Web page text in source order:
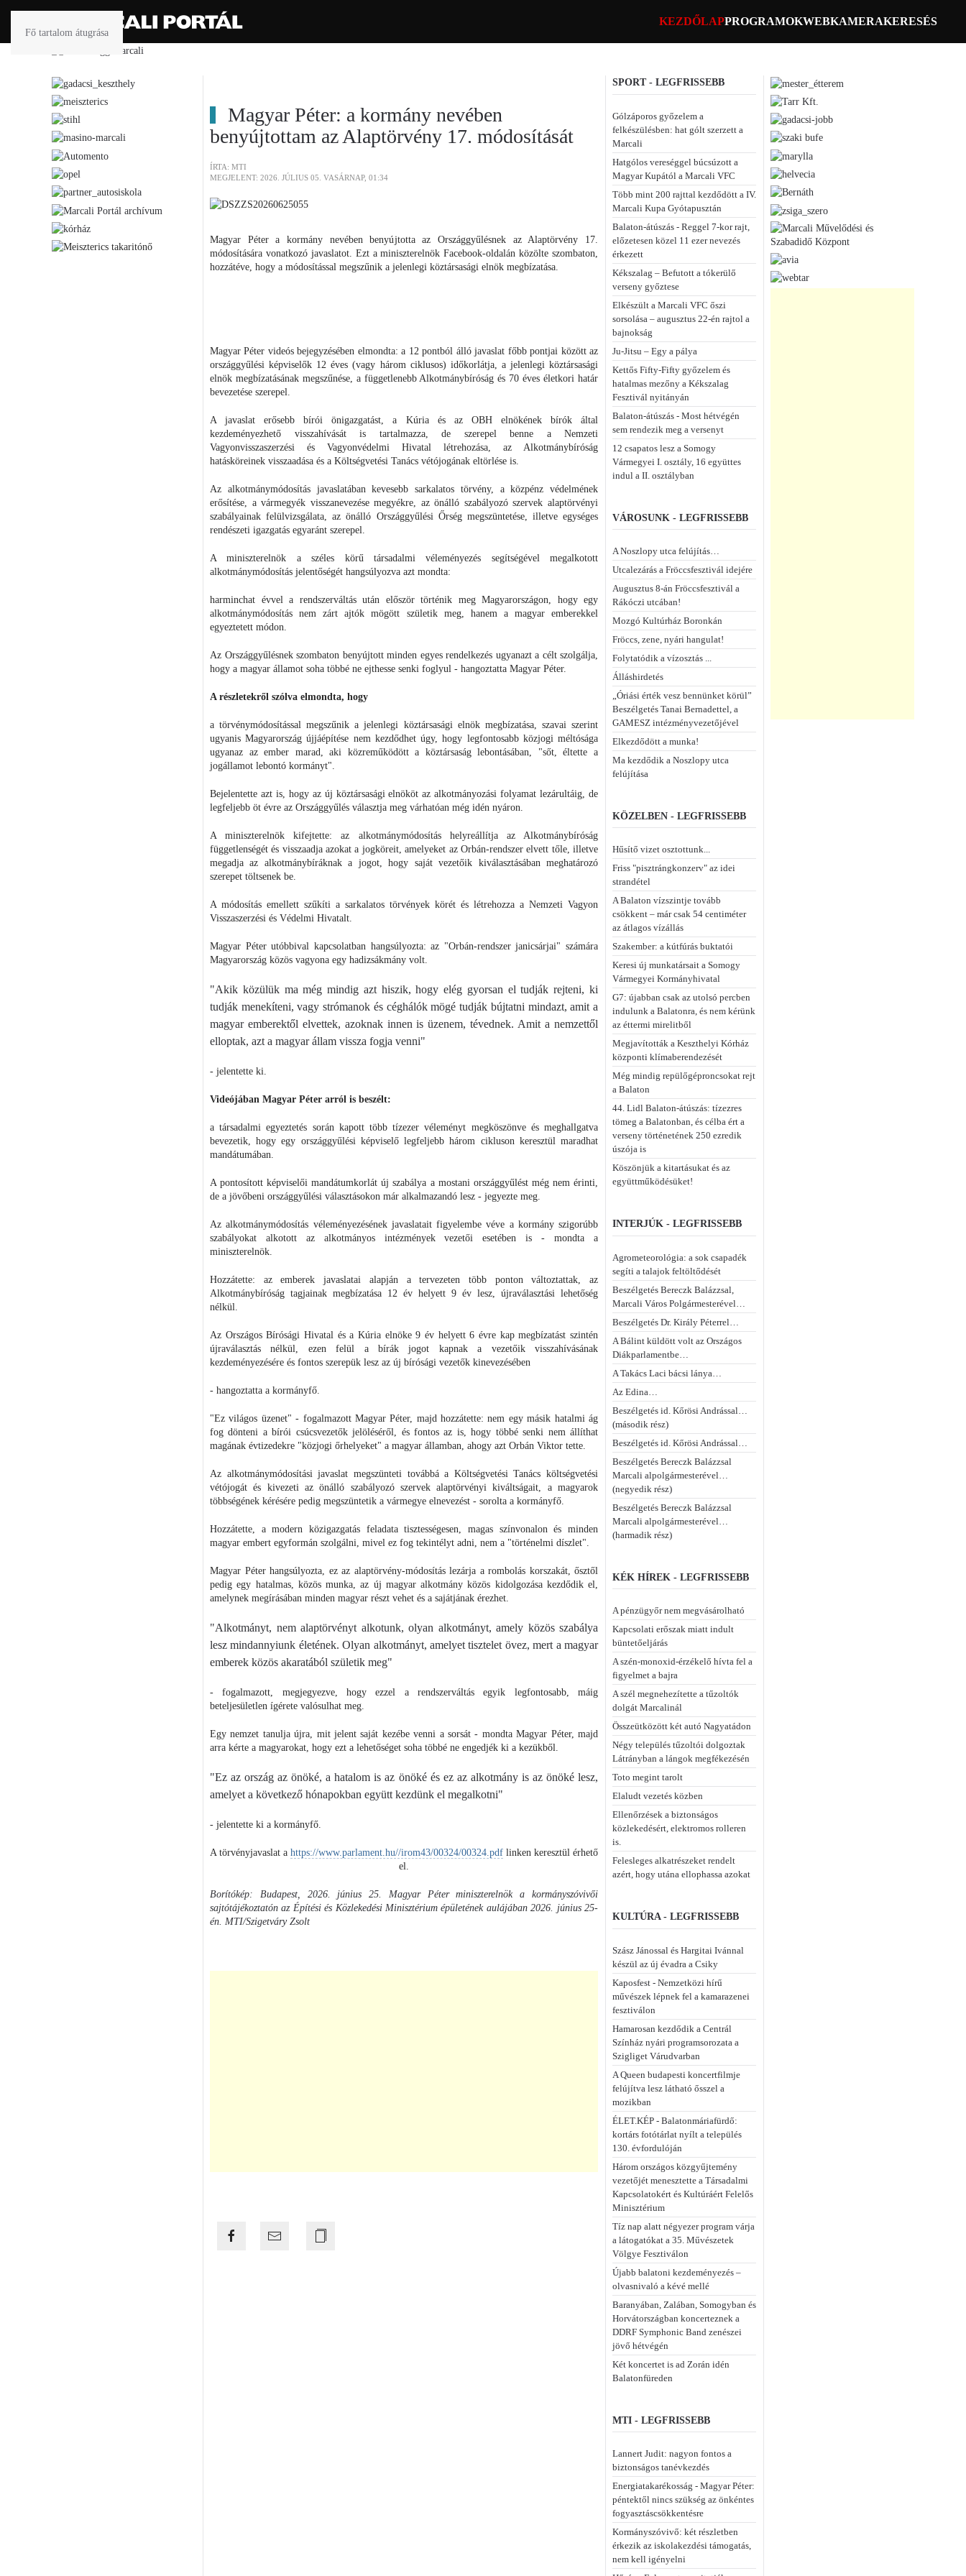
Fő tartalom átugrása
KEZDŐLAPPROGRAMOKWEBKAMERAKERESÉS
Magyar Péter: a kormány nevében
benyújtottam az Alaptörvény 17. módosítását
ÍRTA: MTI
MEGJELENT: 2026. JÚLIUS 05. VASÁRNAP, 01:34
Magyar Péter a kormány nevében benyújtotta az Országgyűlésnek az Alaptörvény 17.
módosítására vonatkozó javaslatot. Ezt a miniszterelnök Facebook-oldalán közölte szombaton,
hozzátéve, hogy a módosítással megszűnik a jelenlegi köztársasági elnök megbízatása.
Magyar Péter videós bejegyzésében elmondta: a 12 pontból álló javaslat főbb pontjai között az
országgyűlési képviselők 12 éves (vagy három ciklusos) időkorlátja, a jelenlegi köztársasági
elnök megbízatásának megszűnése, a függetlenebb Alkotmánybíróság és 70 éves életkori határ
bevezetése szerepel.
A javaslat erősebb bírói önigazgatást, a Kúria és az OBH elnökének bírók által
kezdeményezhető visszahívását is tartalmazza, de szerepel benne a Nemzeti
Vagyonvisszaszerzési és Vagyonvédelmi Hivatal létrehozása, az Alkotmánybíróság
hatásköreinek visszaadása és a Költségvetési Tanács vétójogának eltörlése is.
Az alkotmánymódosítás javaslatában kevesebb sarkalatos törvény, a közpénz védelmének
erősítése, a vármegyék visszanevezése megyékre, az önálló szabályozó szervek alaptörvényi
szabályainak felülvizsgálata, az önálló Országgyűlési Őrség megszüntetése, illetve egységes
rendészeti igazgatás egyaránt szerepel.
A miniszterelnök a széles körű társadalmi véleményezés segítségével megalkotott
alkotmánymódosítás jelentőségét hangsúlyozva azt mondta:
harminchat évvel a rendszerváltás után először történik meg Magyarországon, hogy egy
alkotmánymódosítás nem zárt ajtók mögött születik meg, hanem a magyar emberekkel
egyeztetett módon.
Az Országgyűlésnek szombaton benyújtott minden egyes rendelkezés ugyanazt a célt szolgálja,
hogy a magyar államot soha többé ne ejthesse senki foglyul - hangoztatta Magyar Péter.
A részletekről szólva elmondta, hogy
a törvénymódosítással megszűnik a jelenlegi köztársasági elnök megbízatása, szavai szerint
ugyanis Magyarország újjáépítése nem kezdődhet úgy, hogy legfontosabb közjogi méltósága
ugyanaz az ember marad, aki közreműködött a köztársaság lebontásában, "sőt, éltette a
jogállamot lebontó kormányt".
Bejelentette azt is, hogy az új köztársasági elnököt az alkotmányozási folyamat lezárultáig, de
legfeljebb öt évre az Országgyűlés választja meg várhatóan még idén nyáron.
A miniszterelnök kifejtette: az alkotmánymódosítás helyreállítja az Alkotmánybíróság
függetlenségét és visszaadja azokat a jogköreit, amelyeket az Orbán-rendszer elvett tőle, illetve
megadja az alkotmánybíráknak a jogot, hogy saját vezetőik kiválasztásában meghatározó
szerepet töltsenek be.
A módosítás emellett szűkíti a sarkalatos törvények körét és létrehozza a Nemzeti Vagyon
Visszaszerzési és Védelmi Hivatalt.
Magyar Péter utóbbival kapcsolatban hangsúlyozta: az "Orbán-rendszer janicsárjai" számára
Magyarország közös vagyona egy hadizsákmány volt.
"Akik közülük ma még mindig azt hiszik, hogy elég gyorsan el tudják rejteni, ki
tudják menekíteni, vagy strómanok és céghálók mögé tudják bújtatni mindazt, amit a
magyar emberektől elvettek, azoknak innen is üzenem, tévednek. Amit a nemzettől
elloptak, azt a magyar állam vissza fogja venni"
- jelentette ki.
Videójában Magyar Péter arról is beszélt:
a társadalmi egyeztetés során kapott több tízezer véleményt megköszönve és meghallgatva
bevezetik, hogy egy országgyűlési képviselő legfeljebb három cikluson keresztül maradhat
mandátumában.
A pontosított képviselői mandátumkorlát új szabálya a mostani országgyűlést még nem érinti,
de a jövőbeni országgyűlési választásokon már alkalmazandó lesz - jegyezte meg.
Az alkotmánymódosítás véleményezésének javaslatait figyelembe véve a kormány szigorúbb
szabályokat alkotott az alkotmányos intézmények vezetői esetében is - mondta a
miniszterelnök.
Hozzátette: az emberek javaslatai alapján a tervezeten több ponton változtattak, az
Alkotmánybíróság tagjainak megbízatása 12 év helyett 9 év lesz, újraválasztási lehetőség
nélkül.
Az Országos Bírósági Hivatal és a Kúria elnöke 9 év helyett 6 évre kap megbízatást szintén
újraválasztás nélkül, ezen felül a bírák jogot kapnak a vezetőik visszahívásának
kezdeményezésére és fontos szerepük lesz az új bírósági vezetők kinevezésében
- hangoztatta a kormányfő.
"Ez világos üzenet" - fogalmazott Magyar Péter, majd hozzátette: nem egy másik hatalmi ág
fog dönteni a bírói csúcsvezetők jelöléséről, és fontos az is, hogy többé senki nem állíthat
magának évtizedekre "közjogi őrhelyeket" a magyar államban, ahogy azt Orbán Viktor tette.
Az alkotmánymódosítási javaslat megszünteti továbbá a Költségvetési Tanács költségvetési
vétójogát és kivezeti az önálló szabályozó szervek alaptörvényi kiváltságait, a magyarok
többségének kérésére pedig megszüntetik a vármegye elnevezést - sorolta a kormányfő.
Hozzátette, a modern közigazgatás feladata tisztességesen, magas színvonalon és minden
magyar embert egyformán szolgálni, mivel ez fog tekintélyt adni, nem a "történelmi díszlet".
Magyar Péter hangsúlyozta, ez az alaptörvény-módosítás lezárja a rombolás korszakát, ősztől
pedig egy hatalmas, közös munka, az új magyar alkotmány közös kidolgozása kezdődik el,
amelynek megírásában minden magyar részt vehet és a sajátjának érezhet.
"Alkotmányt, nem alaptörvényt alkotunk, olyan alkotmányt, amely közös szabálya
lesz mindannyiunk életének. Olyan alkotmányt, amelyet tisztelet övez, mert a magyar
emberek közös akaratából születik meg"
- fogalmazott, megjegyezve, hogy ezzel a rendszerváltás egyik legfontosabb, máig
beteljesületlen ígérete valósulhat meg.
Egy nemzet tanulja újra, mit jelent saját kezébe venni a sorsát - mondta Magyar Péter, majd
arra kérte a magyarokat, hogy ezt a lehetőséget soha többé ne engedjék ki a kezükből.
"Ez az ország az önöké, a hatalom is az önöké és ez az alkotmány is az önöké lesz,
amelyet a következő hónapokban együtt kezdünk el megalkotni"
- jelentette ki a kormányfő.
A törvényjavaslat a https://www.parlament.hu//irom43/00324/00324.pdf linken keresztül érhető
el.
Borítókép: Budapest, 2026. június 25. Magyar Péter miniszterelnök a kormányszóvivői
sajtótájékoztatón az Építési és Közlekedési Minisztérium épületének aulájában 2026. június 25-
én. MTI/Szigetváry Zsolt
SPORT - LEGFRISSEBB
Gólzáporos győzelem a
felkészülésben: hat gólt szerzett a
Marcali
Hatgólos vereséggel búcsúzott a
Magyar Kupától a Marcali VFC
Több mint 200 rajttal kezdődött a IV.
Marcali Kupa Gyótapusztán
Balaton-átúszás - Reggel 7-kor rajt,
előzetesen közel 11 ezer nevezés
érkezett
Kékszalag – Befutott a tókerülő
verseny győztese
Elkészült a Marcali VFC őszi
sorsolása – augusztus 22-én rajtol a
bajnokság
Ju-Jitsu – Egy a pálya
Kettős Fifty-Fifty győzelem és
hatalmas mezőny a Kékszalag
Fesztivál nyitányán
Balaton-átúszás - Most hétvégén
sem rendezik meg a versenyt
12 csapatos lesz a Somogy
Vármegyei I. osztály, 16 együttes
indul a II. osztályban
VÁROSUNK - LEGFRISSEBB
A Noszlopy utca felújítás…
Utcalezárás a Fröccsfesztivál idejére
Augusztus 8-án Fröccsfesztivál a
Rákóczi utcában!
Mozgó Kultúrház Boronkán
Fröccs, zene, nyári hangulat!
Folytatódik a vízosztás ...
Álláshirdetés
„Óriási érték vesz bennünket körül”
Beszélgetés Tanai Bernadettel, a
GAMESZ intézményvezetőjével
Elkezdődött a munka!
Ma kezdődik a Noszlopy utca
felújítása
KÖZELBEN - LEGFRISSEBB
Hűsítő vizet osztottunk...
Friss "pisztrángkonzerv" az idei
strandétel
A Balaton vízszintje tovább
csökkent – már csak 54 centiméter
az átlagos vízállás
Szakember: a kútfúrás buktatói
Keresi új munkatársait a Somogy
Vármegyei Kormányhivatal
G7: újabban csak az utolsó percben
indulunk a Balatonra, és nem kérünk
az éttermi mirelitből
Megjavították a Keszthelyi Kórház
központi klímaberendezését
Még mindig repülőgéproncsokat rejt
a Balaton
44. Lidl Balaton-átúszás: tízezres
tömeg a Balatonban, és célba ért a
verseny történetének 250 ezredik
úszója is
Köszönjük a kitartásukat és az
együttműködésüket!
INTERJÚK - LEGFRISSEBB
Agrometeorológia: a sok csapadék
segíti a talajok feltöltődését
Beszélgetés Bereczk Balázzsal,
Marcali Város Polgármesterével…
Beszélgetés Dr. Király Péterrel…
A Bálint küldött volt az Országos
Diákparlamentbe…
A Takács Laci bácsi lánya…
Az Edina…
Beszélgetés id. Kőrösi Andrással…
(második rész)
Beszélgetés id. Kőrösi Andrással…
Beszélgetés Bereczk Balázzsal
Marcali alpolgármesterével…
(negyedik rész)
Beszélgetés Bereczk Balázzsal
Marcali alpolgármesterével…
(harmadik rész)
KÉK HÍREK - LEGFRISSEBB
A pénzügyőr nem megvásárolható
Kapcsolati erőszak miatt indult
büntetőeljárás
A szén-monoxid-érzékelő hívta fel a
figyelmet a bajra
A szél megnehezítette a tűzoltók
dolgát Marcalinál
Összeütközött két autó Nagyatádon
Négy település tűzoltói dolgoztak
Látrányban a lángok megfékezésén
Toto megint tarolt
Elaludt vezetés közben
Ellenőrzések a biztonságos
közlekedésért, elektromos rolleren
is.
Felesleges alkatrészeket rendelt
azért, hogy utána ellophassa azokat
KULTÚRA - LEGFRISSEBB
Szász Jánossal és Hargitai Ivánnal
készül az új évadra a Csiky
Kaposfest - Nemzetközi hírű
művészek lépnek fel a kamarazenei
fesztiválon
Hamarosan kezdődik a Centrál
Színház nyári programsorozata a
Szigliget Várudvarban
A Queen budapesti koncertfilmje
felújítva lesz látható ősszel a
mozikban
ÉLET.KÉP - Balatonmáriafürdő:
kortárs fotótárlat nyílt a település
130. évfordulóján
Három országos közgyűjtemény
vezetőjét menesztette a Társadalmi
Kapcsolatokért és Kultúráért Felelős
Minisztérium
Tíz nap alatt négyezer program várja
a látogatókat a 35. Művészetek
Völgye Fesztiválon
Újabb balatoni kezdeményezés –
olvasnivaló a kévé mellé
Baranyában, Zalában, Somogyban és
Horvátországban koncerteznek a
DDRF Symphonic Band zenészei
jövő hétvégén
Két koncertet is ad Zorán idén
Balatonfüreden
MTI - LEGFRISSEBB
Lannert Judit: nagyon fontos a
biztonságos tanévkezdés
Energiatakarékosság - Magyar Péter:
péntektől nincs szükség az önkéntes
fogyasztáscsökkentésre
Kormányszóvivő: két részletben
érkezik az iskolakezdési támogatás,
nem kell igényelni